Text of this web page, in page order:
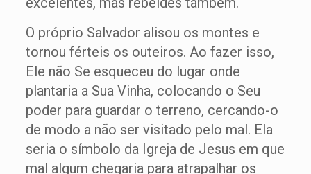
O próprio Salvador alisou os montes e
tornou férteis os outeiros. Ao fazer isso,
Ele não Se esqueceu do lugar onde
plantaria a Sua Vinha, colocando o Seu
poder para guardar o terreno, cercando-o
de modo a não ser visitado pelo mal. Ela
seria o símbolo da Igreja de Jesus em que
mal algum chegaria para atrapalhar os